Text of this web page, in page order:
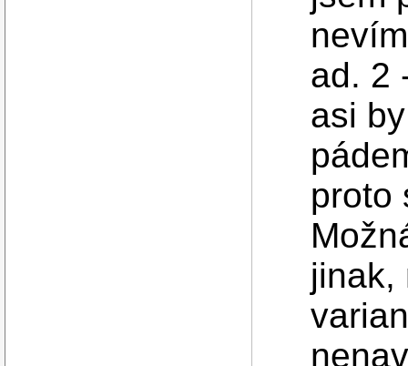
ad. 2
asi
proto
jinak,